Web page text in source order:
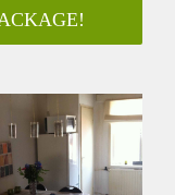
woonkamer met
met ligbad,
HR-CV en een
kan de fiets